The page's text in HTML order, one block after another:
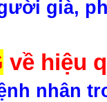
già,
về hiệu
nhân